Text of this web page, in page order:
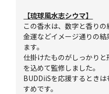
【琉球風水志シウマ】
この香水は、数字と香り
金運などイメージ通りの
ます。
仕掛けたものがしっかり
を込めて監修しました。
BUDDiiSを応援するとき
すめです。